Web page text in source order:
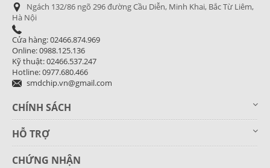
Ngách 132/86 ngõ 296 đường Cầu Diễn, Minh Khai, Bắc Từ Liêm,
Hà Nội
Cửa hàng: 02466.874.969
Online: 0988.125.136
Kỹ thuật: 02466.537.247
Hotline: 0977.680.466
smdchip.vn@gmail.com
CHÍNH SÁCH
HỖ TRỢ
CHỨNG NHẬN